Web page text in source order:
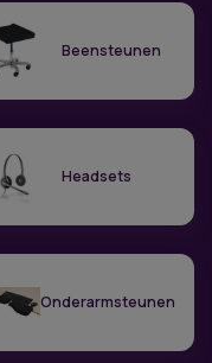
Beensteunen
Headsets
Onderarmsteunen